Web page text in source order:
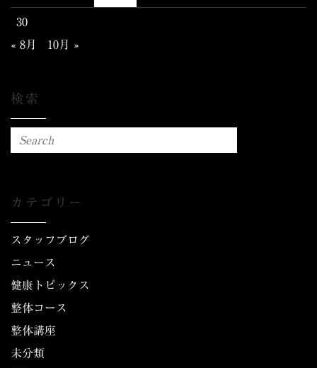
30
« 8月
10月 »
検索
カテゴリー
スタッフブログ
ニュース
健康トピックス
整体コース
整体講座
未分類